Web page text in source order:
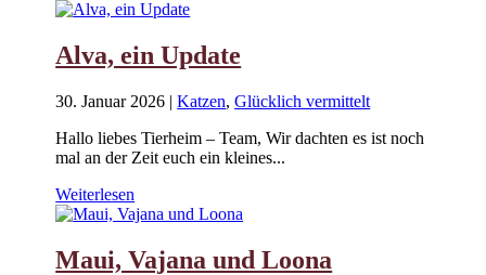
Alva, ein Update
30. Januar 2026 |Katzen,Glücklich vermittelt
Hallo liebes Tierheim – Team, Wir dachten es ist noch
mal an der Zeit euch ein kleines...
Weiterlesen
Maui, Vajana und Loona